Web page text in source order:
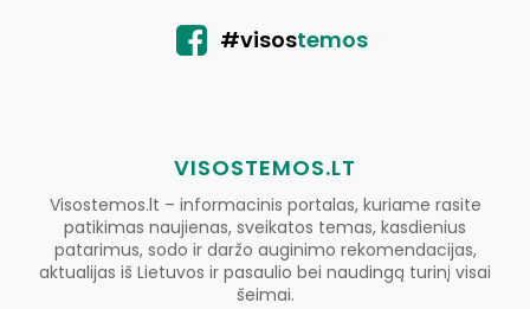
#visostemos
VISOSTEMOS.LT
Visostemos.lt – informacinis portalas, kuriame rasite
patikimas naujienas, sveikatos temas, kasdienius
patarimus, sodo ir daržo auginimo rekomendacijas,
aktualijas iš Lietuvos ir pasaulio bei naudingą turinį visai
šeimai.